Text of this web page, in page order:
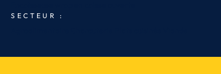
SECTEUR :